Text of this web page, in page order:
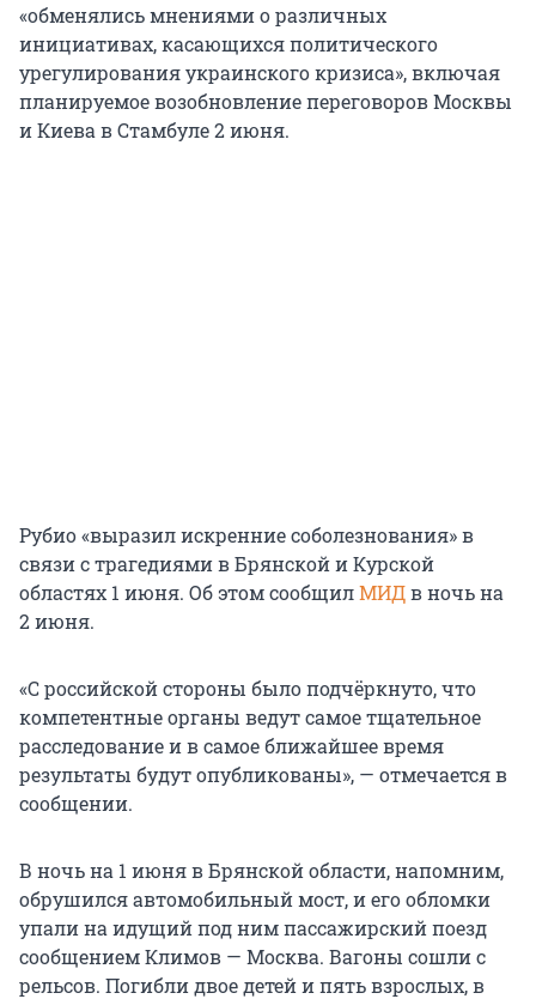
«обменялись мнениями о различных
инициативах, касающихся политического
урегулирования украинского кризиса», включая
планируемое возобновление переговоров Москвы
и Киева в Стамбуле 2 июня.
Рубио «выразил искренние соболезнования» в
связи с трагедиями в Брянской и Курской
областях 1 июня. Об этом сообщилМИДв ночь на
2 июня.
«С российской стороны было подчёркнуто, что
компетентные органы ведут самое тщательное
расследование и в самое ближайшее время
результаты будут опубликованы», — отмечается в
сообщении.
В ночь на 1 июня в Брянской области, напомним,
обрушился автомобильный мост, и его обломки
упали на идущий под ним пассажирский поезд
сообщением Климов — Москва. Вагоны сошли с
рельсов. Погибли двое детей и пять взрослых, в